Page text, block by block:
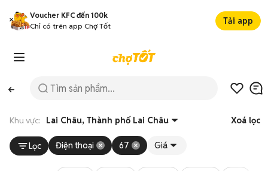
Voucher KFC đến 100k
Chỉ có trên app Chợ Tốt
Tải app
Khu vực: Lai Châu, Thành phố Lai Châu Xoá lọc
Lọc Điện thoại 67 Giá